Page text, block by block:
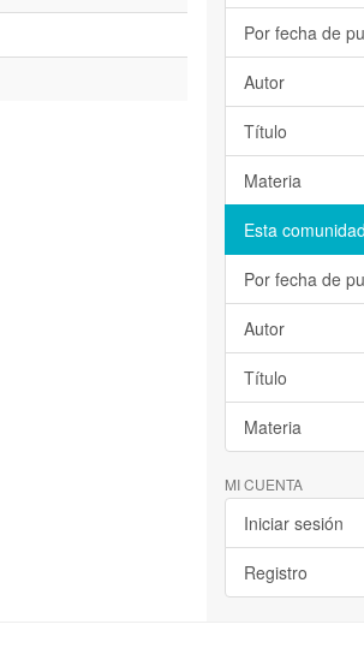
Por fecha de
Autor
Título
Materia
Esta comunidad
Por fecha de
Autor
Título
Materia
MI CUENTA
Iniciar sesión
Registro